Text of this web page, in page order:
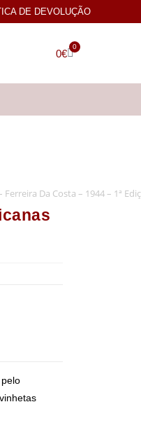
DE DEVOLUÇÃO
0€
0
Da Costa – 1944 – 1ª